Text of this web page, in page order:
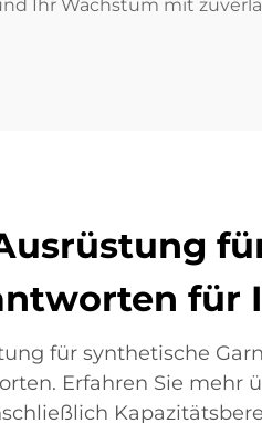
Ihr Wachstum mit
für
für synthetische
Erfahren Sie mehr